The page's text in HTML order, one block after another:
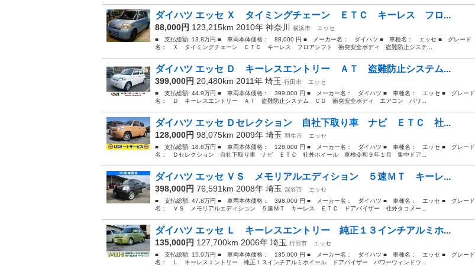
ダイハツ エッセ Ｘ タイミングチェーン ＥＴＣ キーレス フロ...
88,000円 123,215km 2010年 神奈川 横浜市
エッセ
■ 支払総額: 13.8万円 ■ 車両本体価格： 88,000 円 ■ メーカー名： ダイハツ ■ 車種名： エッセ ■ グレード
名： Ｘ タイミングチェーン ＥＴＣ キーレス フロアシフト 衝突安全ボディ 盗難防止システ...
ダイハツ エッセ Ｄ キーレスエントリー ＡＴ 盗難防止システム...
399,000円 20,480km 2011年 埼玉 行田市
エッセ
■ 支払総額: 44.9万円 ■ 車両本体価格： 399,000 円 ■ メーカー名： ダイハツ ■ 車種名： エッセ ■ グレード
名： Ｄ キーレスエントリー ＡＴ 盗難防止システム ＣＤ 衝突安全ボディ エアコン パワ...
ダイハツ エッセ Ｄセレクション 自社下取り車 ナビ ＥＴＣ 社...
128,000円 98,075km 2009年 埼玉 羽生市
エッセ
■ 支払総額: 18.8万円 ■ 車両本体価格： 128,000 円 ■ メーカー名： ダイハツ ■ 車種名： エッセ ■ グレード
名： Ｄセレクション 自社下取り車 ナビ ＥＴＣ 社外ホイール 車検令和９年１月 集中ドア...
ダイハツ エッセ ＶＳ メモリアルエディション ５速ＭＴ キーレ...
398,000円 76,591km 2008年 埼玉 深谷市
エッセ
■ 支払総額: 47.8万円 ■ 車両本体価格： 398,000 円 ■ メーカー名： ダイハツ ■ 車種名： エッセ ■ グレード
名： ＶＳ メモリアルエディション ５速ＭＴ キーレス ＥＴＣ ドアバイザー 社外タコメー...
ダイハツ エッセ Ｌ キーレスエントリー 純正１３インチアルミホ...
135,000円 127,700km 2006年 埼玉 行田市
エッセ
■ 支払総額: 15.9万円 ■ 車両本体価格： 135,000 円 ■ メーカー名： ダイハツ ■ 車種名： エッセ ■ グレード
名： Ｌ キーレスエントリー 純正１３インチアルミホイール ドアバイザー パワーウィンドウ...